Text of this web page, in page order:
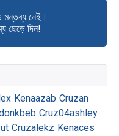
নেই।
ছেড়ে দিন!
Kenaazab Cruzan
Cruz04ashley
Cruzalekz Kenaces